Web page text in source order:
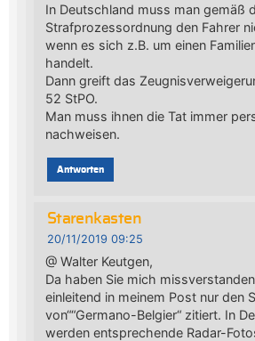
In Deutschland muss man gemäß
Strafprozessordnung den Fahrer
wenn es sich z.B. um einen
handelt.
Dann greift das
52 StPO.
Man muss ihnen die Tat immer
nachweisen.
Antworten
Starenkasten
20/11/2019 09:25
@ Walter Keutgen,
Da haben Sie mich
einleitend in meinem Post nur den
von““Germano-Belgier“ zitiert. In
werden entsprechende Radar-